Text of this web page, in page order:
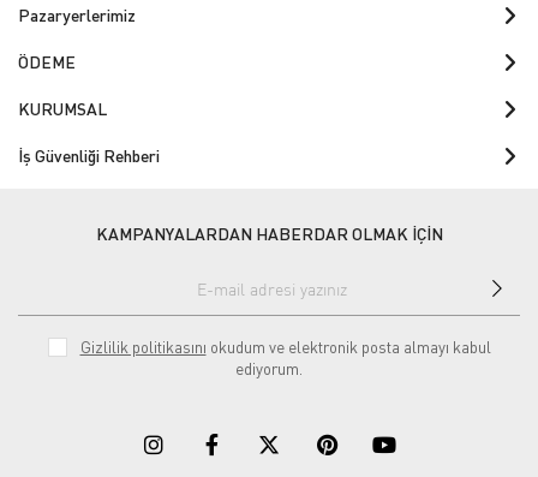
Pazaryerlerimiz
ÖDEME
KURUMSAL
İş Güvenliği Rehberi
KAMPANYALARDAN HABERDAR OLMAK İÇİN
Gizlilik politikasını okudum ve elektronik posta almayı kabul
ediyorum.